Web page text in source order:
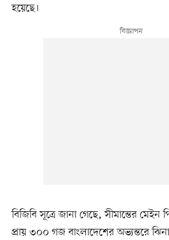
হয়েছে।
বিজিবি সূত্রে জানা গেছে, সীমান্তের
প্রায় ৩০০ গজ বাংলাদেশের অভ্যন্তরে